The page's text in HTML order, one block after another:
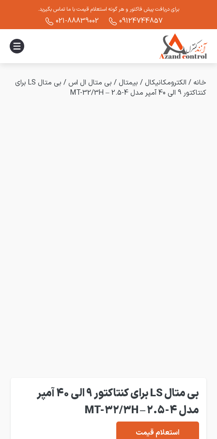
برای دریافت پیش فاکتور و هر گونه استعلام قیمت با ما تماس بگیرید.
09124744857
021-88839002
خانه / الکترومکانیکال / بیمتال / بی متال ال اس /
بی متال LS برای
کنتاکتور 9 الی 40 آمپر مدل MT-32/3H – 2.5-4
بی متال LS برای کنتاکتور 9 الی 40 آمپر
مدل MT-32/3H – 2.5-4
استعلام قیمت